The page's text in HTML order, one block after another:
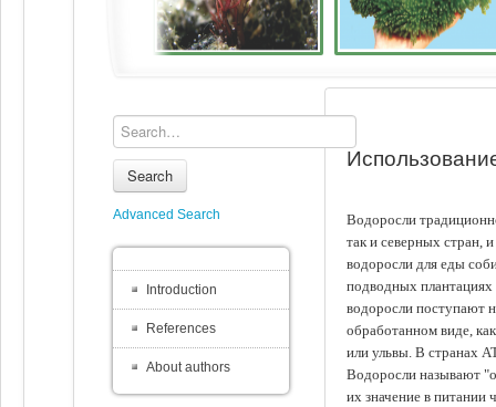
Водоросли
так и северных стран,
водоросли для еды
подводных
водоросли поступают
обработанном виде,
или ульвы. В странах
Водоросли называют
их значение в питании
Search
Advanced Search
Introduction
References
About authors